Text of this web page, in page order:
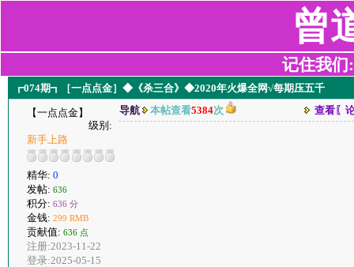
曾
记住我们
┏074期┓［一点点金］◆《杀三合》◆2020年火爆全网√每期压五千
【一点点金】
级别:
新手上路
精华: 0
发帖: 636
积分: 636 分
金钱: 299 RMB
贡献值: 636 点
注册:2023-11-22
登录:2025-05-15
导航 本帖查看5384次 查看〖